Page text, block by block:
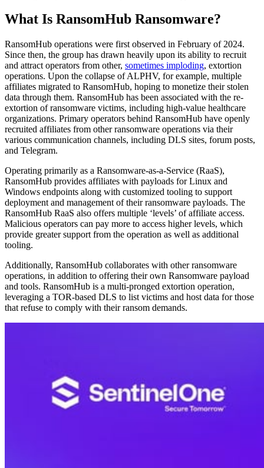
What Is RansomHub Ransomware?
RansomHub operations were first observed in February of 2024.
Since then, the group has drawn heavily upon its ability to recruit
and attract operators from other, sometimes imploding, extortion
operations. Upon the collapse of ALPHV, for example, multiple
affiliates migrated to RansomHub, hoping to monetize their stolen
data through them. RansomHub has been associated with the re-
extortion of ransomware victims, including high-value healthcare
organizations. Primary operators behind RansomHub have openly
recruited affiliates from other ransomware operations via their
various communication channels, including DLS sites, forum posts,
and Telegram.
Operating primarily as a Ransomware-as-a-Service (RaaS),
RansomHub provides affiliates with payloads for Linux and
Windows endpoints along with customized tooling to support
deployment and management of their ransomware payloads. The
RansomHub RaaS also offers multiple ‘levels’ of affiliate access.
Malicious operators can pay more to access higher levels, which
provide greater support from the operation as well as additional
tooling.
Additionally, RansomHub collaborates with other ransomware
operations, in addition to offering their own Ransomware payload
and tools. RansomHub is a multi-pronged extortion operation,
leveraging a TOR-based DLS to list victims and host data for those
that refuse to comply with their ransom demands.